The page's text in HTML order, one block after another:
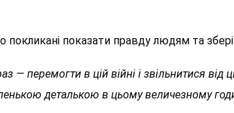
показати правду людям та
— перемогти в цій війні і звільнитися від
деталькою в цьому величезному